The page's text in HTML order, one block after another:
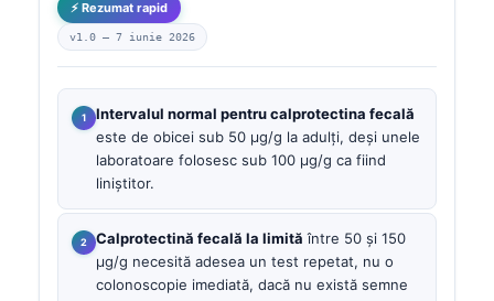
⚡ Rezumat rapid
v1.0 — 7 iunie 2026
Intervalul normal pentru calprotectina fecală
este de obicei sub 50 µg/g la adulți, deși unele
laboratoare folosesc sub 100 µg/g ca fiind
liniștitor.
Calprotectină fecală la limită între 50 și 150
µg/g necesită adesea un test repetat, nu o
colonoscopie imediată, dacă nu există semne